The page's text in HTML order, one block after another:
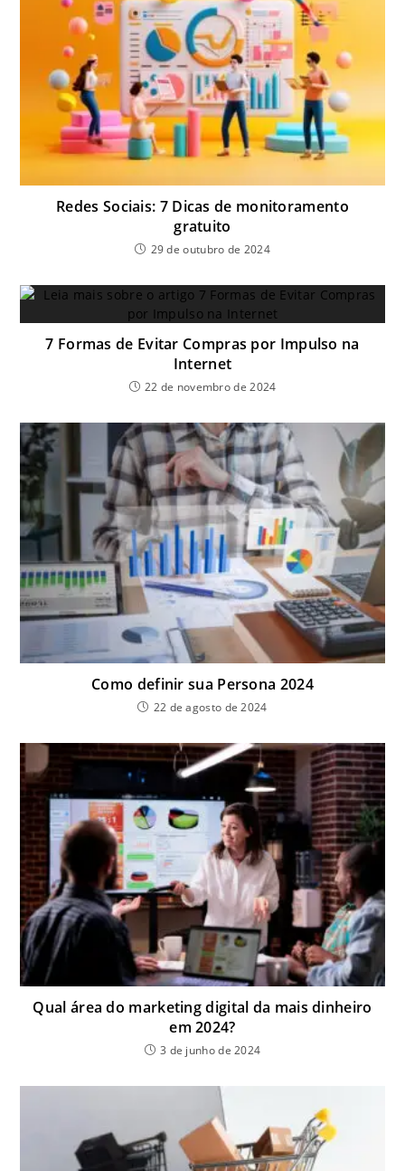
Redes Sociais: 7 Dicas de monitoramento
gratuito
29 de outubro de 2024
7 Formas de Evitar Compras por Impulso na
Internet
22 de novembro de 2024
Como definir sua Persona 2024
22 de agosto de 2024
Qual área do marketing digital da mais dinheiro
em 2024?
3 de junho de 2024